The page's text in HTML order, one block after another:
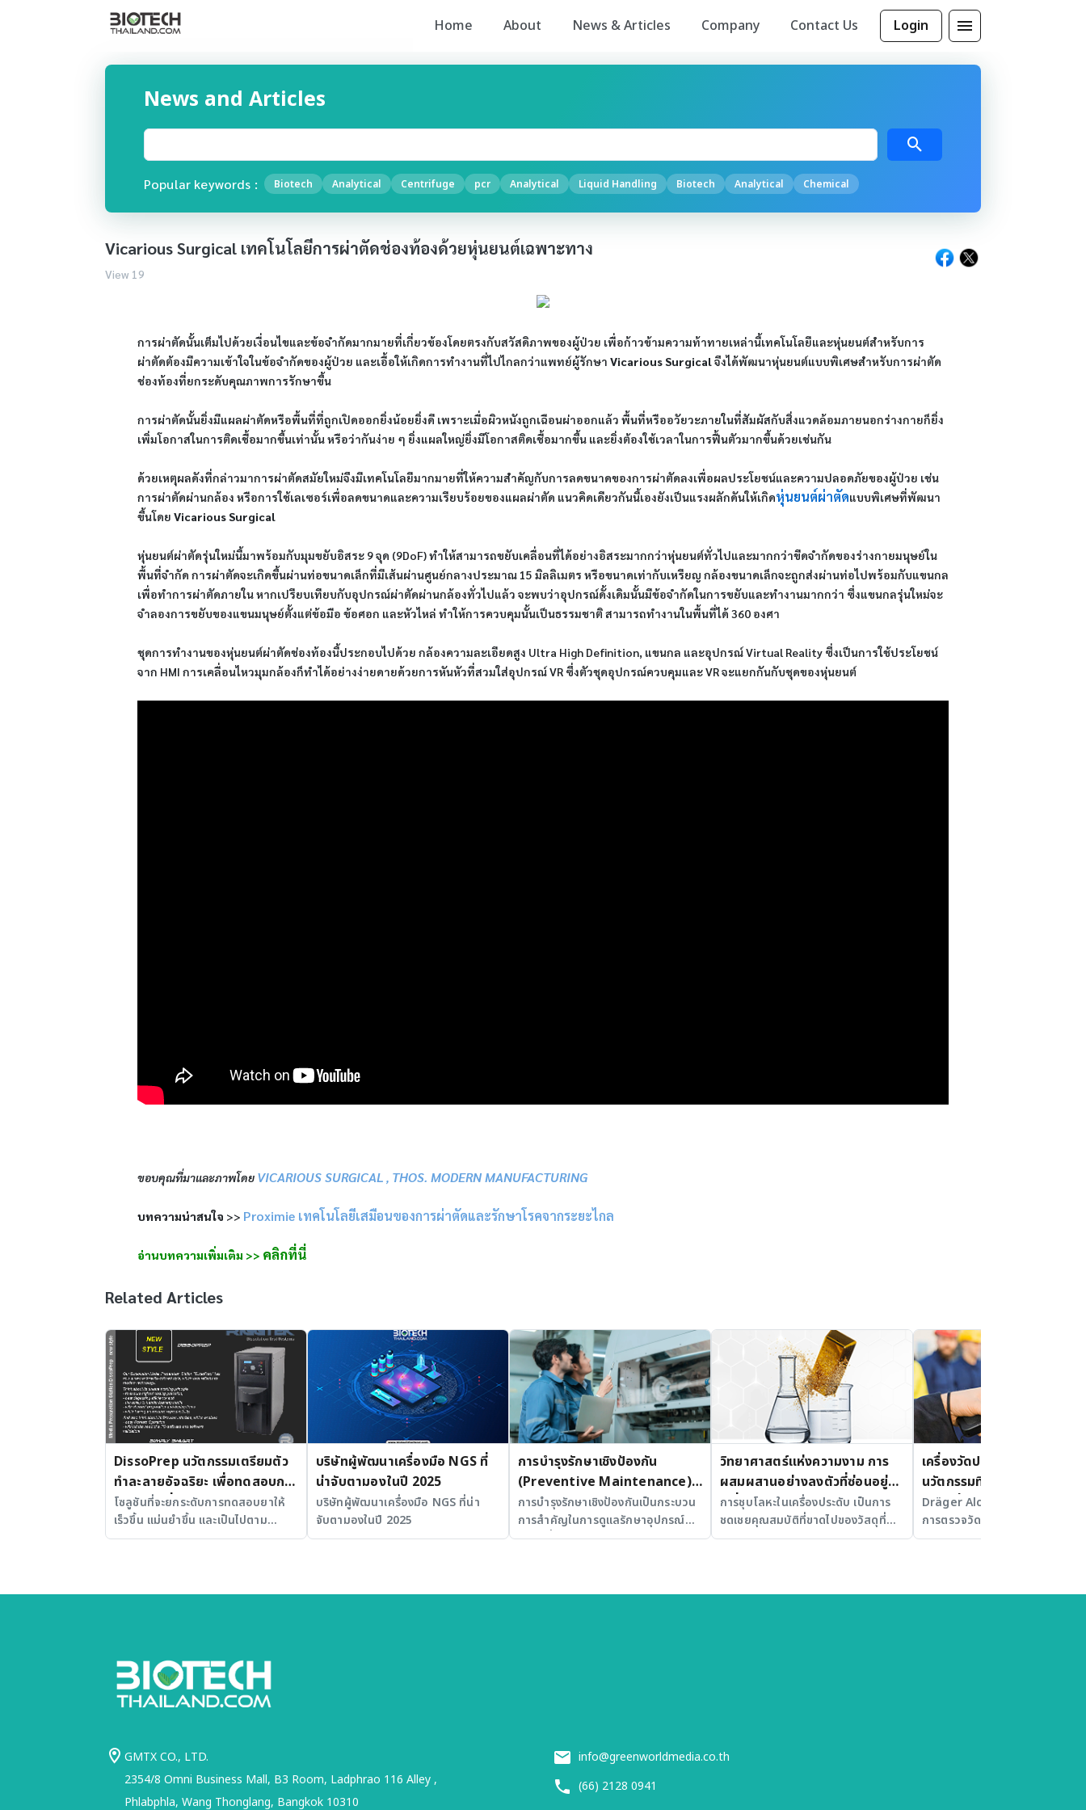
Home About News & Articles Company Contact Us Login
News and Articles
Popular keywords : Biotech Analytical Centrifuge pcr Analytical Liquid Handling Biotech Analytical Chemical
Vicarious Surgical เทคโนโลยีการผ่าตัดช่องท้องด้วยหุ่นยนต์เฉพาะทาง
View 19
การผ่าตัดนั้นเต็มไปด้วยเงื่อนไขและข้อจำกัดมากมายที่เกี่ยวข้องโดยตรงกับสวัสดิภาพของผู้ป่วย เพื่อก้าวข้ามความท้าทายเหล่านี้เทคโนโลยีและหุ่นยนต์สำหรับการ
ผ่าตัดต้องมีความเข้าใจในข้อจำกัดของผู้ป่วย และเอื้อให้เกิดการทำงานที่ไปไกลกว่าแพทย์ผู้รักษา Vicarious Surgicalจึงได้พัฒนาหุ่นยนต์แบบพิเศษสำหรับการผ่าตัด
ช่องท้องที่ยกระดับคุณภาพการรักษาขึ้น
การผ่าตัดนั้นยิ่งมีแผลผ่าตัดหรือพื้นที่ที่ถูกเปิดออกยิ่งน้อยยิ่งดี เพราะเมื่อผิวหนังถูกเฉือนผ่าออกแล้ว พื้นที่หรืออวัยวะภายในที่สัมผัสกับสิ่งแวดล้อมภายนอกร่างกายก็ยิ่ง
เพิ่มโอกาสในการติดเชื้อมากขึ้นเท่านั้น หรือว่ากันง่าย ๆ ยิ่งแผลใหญ่ยิ่งมีโอกาสติดเชื้อมากขึ้น และยิ่งต้องใช้เวลาในการฟื้นตัวมากขึ้นด้วยเช่นกัน
ด้วยเหตุผลดังที่กล่าวมาการผ่าตัดสมัยใหม่จึงมีเทคโนโลยีมากมายที่ให้ความสำคัญกับการลดขนาดของการผ่าตัดลงเพื่อผลประโยชน์และความปลอดภัยของผู้ป่วย เช่น
การผ่าตัดผ่านกล้อง หรือการใช้เลเซอร์เพื่อลดขนาดและความเรียบร้อยของแผลผ่าตัด แนวคิดเดียวกันนี้เองยังเป็นแรงผลักดันให้เกิดหุ่นยนต์ผ่าตัดแบบพิเศษที่พัฒนา
ขึ้นโดย Vicarious Surgical
หุ่นยนต์ผ่าตัดรุ่นใหม่นี้มาพร้อมกับมุมขยับอิสระ 9 จุด (9DoF) ทำให้สามารถขยับเคลื่อนที่ได้อย่างอิสระมากกว่าหุ่นยนต์ทั่วไปและมากกว่าขีดจำกัดของร่างกายมนุษย์ใน
พื้นที่จำกัด การผ่าตัดจะเกิดขึ้นผ่านท่อขนาดเล็กที่มีเส้นผ่านศูนย์กลางประมาณ 15 มิลลิเมตร หรือขนาดเท่ากับเหรียญ กล้องขนาดเล็กจะถูกส่งผ่านท่อไปพร้อมกับแขนกล
เพื่อทำการผ่าตัดภายใน หากเปรียบเทียบกับอุปกรณ์ผ่าตัดผ่านกล้องทั่วไปแล้ว จะพบว่าอุปกรณ์ดั้งเดิมนั้นมีข้อจำกัดในการขยับและทำงานมากกว่า ซึ่งแขนกลรุ่นใหม่จะ
จำลองการขยับของแขนมนุษย์ตั้งแต่ข้อมือ ข้อศอก และหัวไหล่ ทำให้การควบคุมนั้นเป็นธรรมชาติ สามารถทำงานในพื้นที่ได้ 360 องศา
ชุดการทำงานของหุ่นยนต์ผ่าตัดช่องท้องนี้ประกอบไปด้วย กล้องความละเอียดสูง Ultra High Definition, แขนกล และอุปกรณ์ Virtual Reality ซึ่งเป็นการใช้ประโยชน์
จาก HMI การเคลื่อนไหวมุมกล้องก็ทำได้อย่างง่ายดายด้วยการหันหัวที่สวมใส่อุปกรณ์ VR ซึ่งตัวชุดอุปกรณ์ควบคุมและ VR จะแยกกันกับชุดของหุ่นยนต์
ขอบคุณที่มาและภาพโดย VICARIOUS SURGICAL , THOS. MODERN MANUFACTURING
บทความน่าสนใจ >> Proximie เทคโนโลยีเสมือนของการผ่าตัดและรักษาโรคจากระยะไกล
อ่านบทความเพิ่มเติม >> คลิกที่นี่
Related Articles
DissoPrep นวัตกรรมเตรียมตัว
ทำละลายอัจฉริยะ เพื่อทดสอบการ
ละลายยาที่แม่นยำและได้
มาตรฐาน
โซลูชันที่จะยกระดับการทดสอบยาให้
เร็วขึ้น แม่นยำขึ้น และเป็นไปตาม
มาตรฐานสากล
บริษัทผู้พัฒนาเครื่องมือ NGS ที่
น่าจับตามองในปี 2025
บริษัทผู้พัฒนาเครื่องมือ NGS ที่น่า
จับตามองในปี 2025
การบำรุงรักษาเชิงป้องกัน
(Preventive Maintenance)
สำหรับ Fume Hood ในห้อง
ปฏิบัติการ
การบำรุงรักษาเชิงป้องกันเป็นกระบวน
การสำคัญในการดูแลรักษาอุปกรณ์
และเครื่องมือในห้องปฏิบัติการ
วิทยาศาสตร์แห่งความงาม การ
ผสมผสานอย่างลงตัวที่ซ่อนอยู่ใน
เครื่องประดับ
การชุบโลหะในเครื่องประดับ เป็นการ
ชดเชยคุณสมบัติที่ขาดไปของวัสดุที่
เป็นตัวถูกชุบ
เครื่องวัดปริมาณแอลกอฮอล์
นวัตกรรมที่ก้าวสู่ความปลอด
อย่างยั่งยืน
Dräger Alcotest 7000 นวัตกร
การตรวจวัดแอลกอฮอล์ที่ใช้งานง่
รวดเร็ว และแม่นยำ
GMTX CO., LTD.
2354/8 Omni Business Mall, B3 Room, Ladphrao 116 Alley ,
Phlabphla, Wang Thonglang, Bangkok 10310
info@greenworldmedia.co.th
(66) 2128 0941